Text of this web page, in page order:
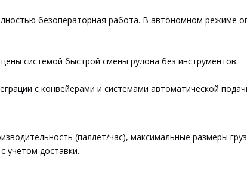
безоператорная работа. В автономном режиме
системой быстрой смены рулона без инструментов.
с конвейерами и системами автоматической
(паллет/час), максимальные размеры
учётом доставки.